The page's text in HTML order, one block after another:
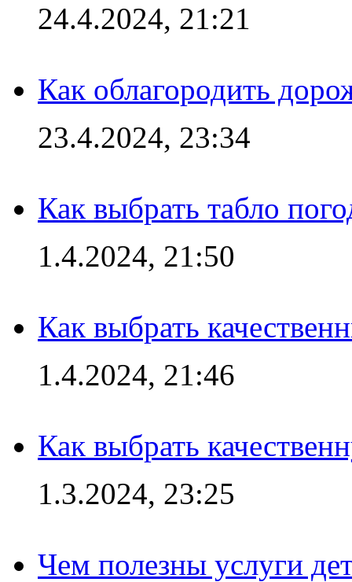
24.4.2024, 21:21
Как облагородить
23.4.2024, 23:34
Как выбрать табло
1.4.2024, 21:50
Как выбрать
1.4.2024, 21:46
Как выбрать
1.3.2024, 23:25
Чем полезны услуги